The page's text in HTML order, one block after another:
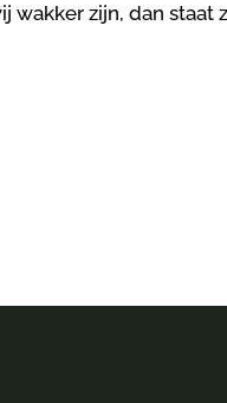
wakker zijn, dan staat